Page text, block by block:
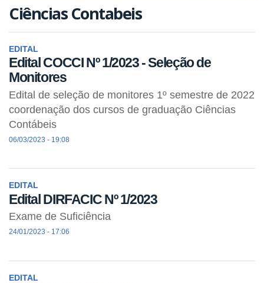
Ciências Contabeis
EDITAL
Edital COCCI Nº 1/2023 - Seleção de
Monitores
Edital de seleção de monitores 1º semestre de 2022
coordenação dos cursos de graduação Ciências
Contábeis
06/03/2023 - 19:08
EDITAL
Edital DIRFACIC Nº 1/2023
Exame de Suficiência
24/01/2023 - 17:06
EDITAL